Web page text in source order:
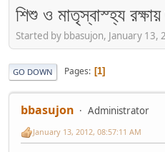
শিশু ও মাতৃস্বাস্হ্য রক্ষায়
Started by bbasujon, January 13,
GO DOWN Pages 1
bbasujon Administrator
January 13, 2012, 08:57:11 AM